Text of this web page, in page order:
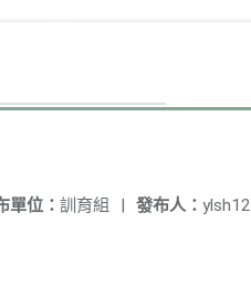
發布人： ylsh12
單位： 訓育組 |